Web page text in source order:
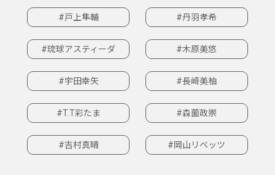
#戸上隼輔 #丹羽孝希
#琉球アスティーダ #木原美悠
#宇田幸矢 #長﨑美柚
#T.T彩たま #森薗政崇
#吉村真晴 #岡山リベッツ